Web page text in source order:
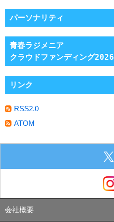
パーソナリティ
青春ラジメニア
クラウドファンディング2026
リンク
RSS2.0
ATOM
会社概要